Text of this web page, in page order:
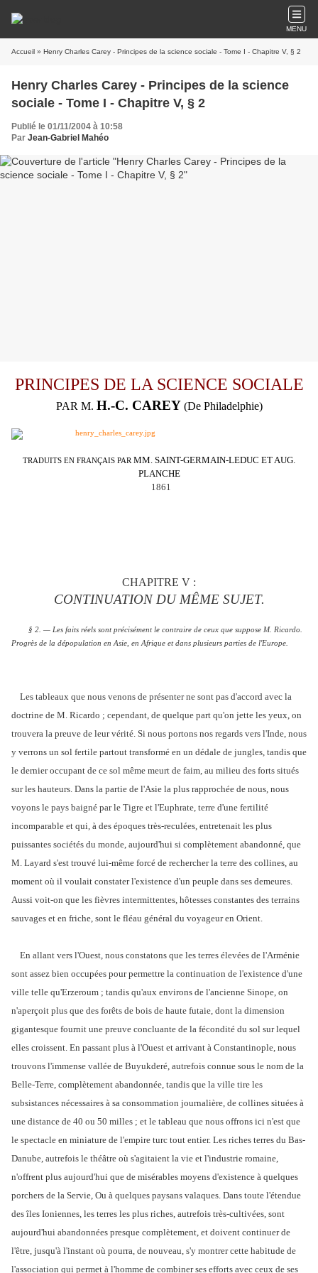
MENU
Accueil » Henry Charles Carey - Principes de la science sociale - Tome I - Chapitre V, § 2
Henry Charles Carey - Principes de la science
sociale - Tome I - Chapitre V, § 2
Publié le 01/11/2004 à 10:58
Par Jean-Gabriel Mahéo
PRINCIPES DE LA SCIENCE SOCIALE
PAR M. H.-C. CAREY (De Philadelphie)
TRADUITS EN FRANÇAIS PARMM. SAINT-GERMAIN-LEDUC ET AUG.
PLANCHE
1861
CHAPITRE V :
CONTINUATION DU MÊME SUJET.
§ 2. — Les faits réels sont précisément le contraire de ceux que suppose M. Ricardo.
Progrès de la dépopulation en Asie, en Afrique et dans plusieurs parties de l'Europe.
Les tableaux que nous venons de présenter ne sont pas d'accord avec la
doctrine de M. Ricardo ; cependant, de quelque part qu'on jette les yeux, on
trouvera la preuve de leur vérité. Si nous portons nos regards vers l'Inde, nous
y verrons un sol fertile partout transformé en un dédale de jungles, tandis que
le dernier occupant de ce sol même meurt de faim, au milieu des forts situés
sur les hauteurs. Dans la partie de l'Asie la plus rapprochée de nous, nous
voyons le pays baigné par le Tigre et l'Euphrate, terre d'une fertilité
incomparable et qui, à des époques très-reculées, entretenait les plus
puissantes sociétés du monde, aujourd'hui si complètement abandonné, que
M. Layard s'est trouvé lui-même forcé de rechercher la terre des collines, au
moment où il voulait constater l'existence d'un peuple dans ses demeures.
Aussi voit-on que les fièvres intermittentes, hôtesses constantes des terrains
sauvages et en friche, sont le fléau général du voyageur en Orient.
En allant vers l'Ouest, nous constatons que les terres élevées de l'Arménie
sont assez bien occupées pour permettre la continuation de l'existence d'une
ville telle qu'Erzeroum ; tandis qu'aux environs de l'ancienne Sinope, on
n'aperçoit plus que des forêts de bois de haute futaie, dont la dimension
gigantesque fournit une preuve concluante de la fécondité du sol sur lequel
elles croissent. En passant plus à l'Ouest et arrivant à Constantinople, nous
trouvons l'immense vallée de Buyukderé, autrefois connue sous le nom de la
Belle-Terre, complètement abandonnée, tandis que la ville tire les
subsistances nécessaires à sa consommation journalière, de collines situées à
une distance de 40 ou 50 milles ; et le tableau que nous offrons ici n'est que
le spectacle en miniature de l'empire turc tout entier. Les riches terres du Bas-
Danube, autrefois le théâtre où s'agitaient la vie et l'industrie romaine,
n'offrent plus aujourd'hui que de misérables moyens d'existence à quelques
porchers de la Servie, Ou à quelques paysans valaques. Dans toute l'étendue
des îles Ioniennes, les terres les plus riches, autrefois très-cultivées, sont
aujourd'hui abandonnées presque complètement, et doivent continuer de
l'être, jusqu'à l'instant où pourra, de nouveau, s'y montrer cette habitude de
l'association qui permet à l'homme de combiner ses efforts avec ceux de ses